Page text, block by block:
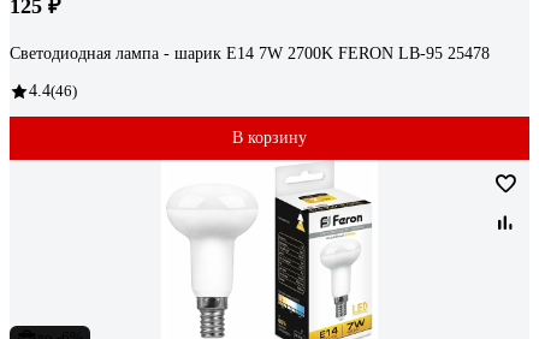
125 ₽
Светодиодная лампа - шарик E14 7W 2700K FERON LB-95 25478
4.4(46)
В корзину